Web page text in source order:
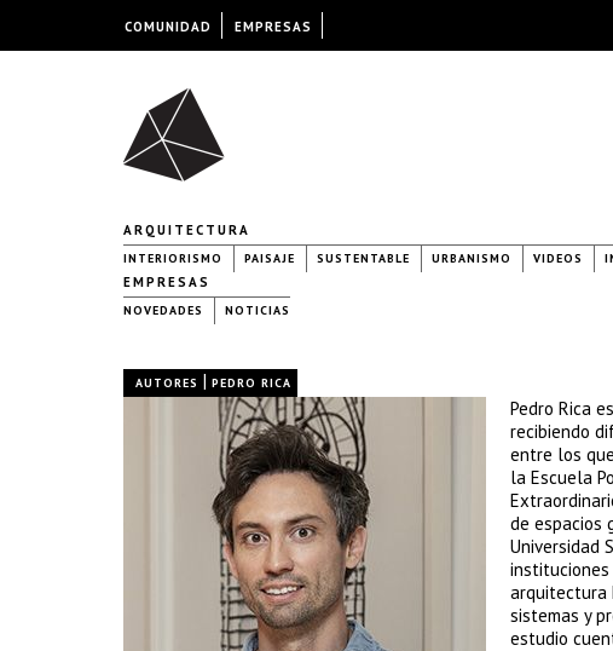
ARQUITECTURA
INTERIORISMO PAISAJE SUSTENTABLE URBANISMO VIDEOS
EMPRESAS
NOVEDADES NOTICIAS
AUTORES | PEDRO RICA
Pedro Rica
recibiendo
entre los
la Escuela
de espacios
Universidad
arquitectura
sistemas y
estudio
COMUNIDAD EMPRESAS